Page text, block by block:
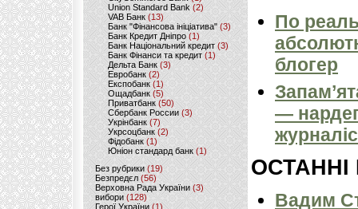
Union Standard Bank (2)
VAB Банк (13)
Банк "Фінансова ініціатива" (3)
Банк Кредит Дніпро (1)
Банк Національний кредит (3)
Банк Фінанси та кредит (1)
Дельта Банк (3)
Евробанк(2)
Експобанк (1)
Ощадбанк(5)
Приватбанк (50)
Сбербанк России (3)
Укрінбанк(7)
Укрсоцбанк (2)
Фідобанк (1)
Юніон стандард банк(1)
Без рубрики (19)
Безпредєл(56)
Верховна Рада України (3)
вибори(128)
Герої України(1)
По
блогер
—
ОСТАННІ
Вадим